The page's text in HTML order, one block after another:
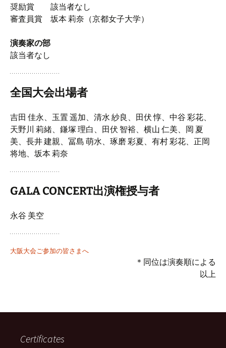
奨励賞 該当者なし
審査員賞 坂本 莉奈（京都女子大学）
演奏家の部
該当者なし
全国大会出場者
吉田 佳永、玉置 遥加、清水 紗良、田伏 惇、中谷 彩花、
天野川 莉緒、鎌塚 理白、田伏 智裕、横山 仁美、岡 夏
美、長井 建親、冨島 萌水、琢磨 彩夏、有村 彩花、正岡
将地、坂本 莉奈
GALA CONCERT出演権授与者
永谷 美空
大阪大会ご参加の皆さまへ
＊同位は演奏順による
以上
Certificates